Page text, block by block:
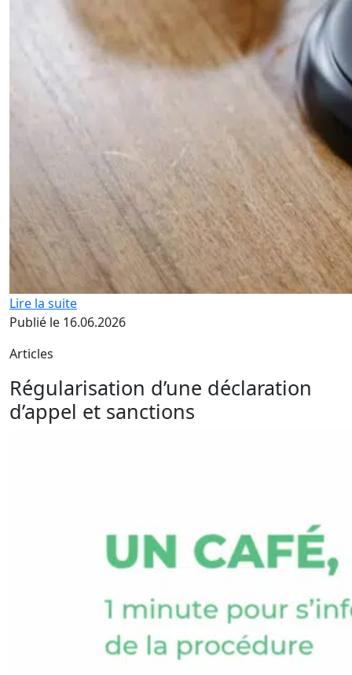
Lire la suite
Publié le 16.06.2026
Articles
Régularisation d’une déclaration
d’appel et sanctions